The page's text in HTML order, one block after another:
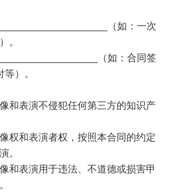
（如：一次
。
（如：合同签
）。
和表演不侵犯任何第三方的知识产
权和表演者权，按照本合同的约定
。
和表演用于违法、不道德或损害甲